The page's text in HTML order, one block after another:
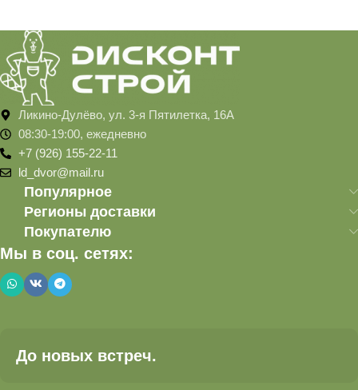
Ликино-Дулёво, ул. 3-я Пятилетка, 16А
08:30-19:00, ежедневно
+7 (926) 155-22-11
ld_dvor@mail.ru
Популярное
Регионы доставки
Покупателю
Мы в соц. сетях:
До новых встреч.